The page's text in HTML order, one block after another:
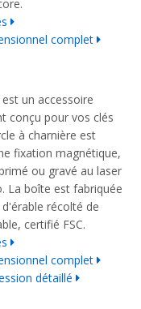
complet
un accessoire
conçu pour vos clés
à charnière est
fixation magnétique,
ou gravé au laser
La boîte est fabriquée
récolté de
certifié FSC.
complet
détaillé